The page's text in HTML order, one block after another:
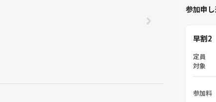
参加申
早割2
定
対
参加料